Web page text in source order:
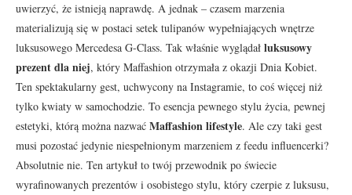
uwierzyć, że istnieją naprawdę. A jednak – czasem marzenia
materializują się w postaci setek tulipanów wypełniających wnętrze
luksusowego Mercedesa G-Class. Tak właśnie wyglądał luksusowy
prezent dla niej, który Maffashion otrzymała z okazji Dnia Kobiet.
Ten spektakularny gest, uchwycony na Instagramie, to coś więcej niż
tylko kwiaty w samochodzie. To esencja pewnego stylu życia, pewnej
estetyki, którą można nazwać Maffashion lifestyle. Ale czy taki gest
musi pozostać jedynie niespełnionym marzeniem z feedu influencerki?
Absolutnie nie. Ten artykuł to twój przewodnik po świecie
wyrafinowanych prezentów i osobistego stylu, który czerpie z luksusu,